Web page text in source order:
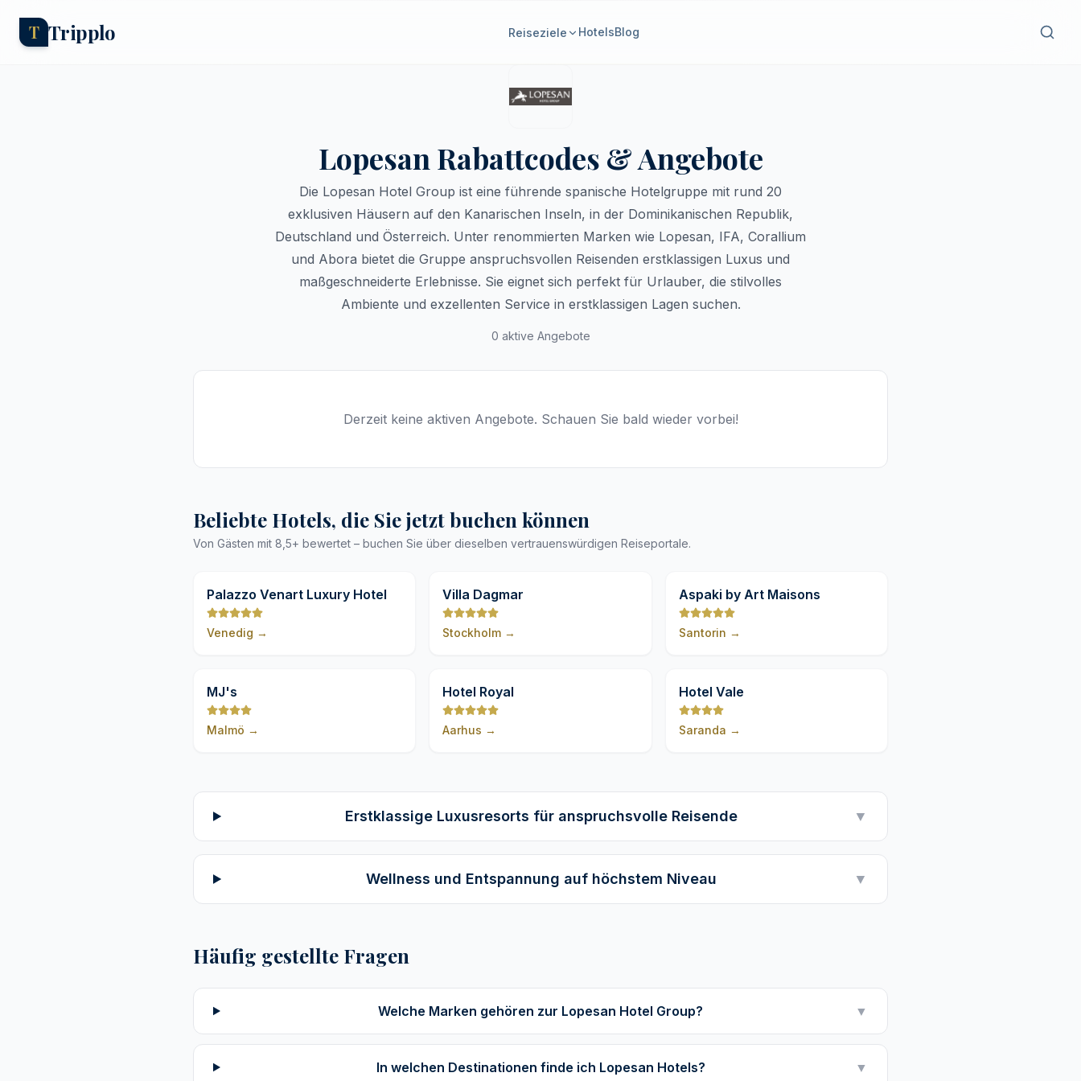
T Tripplo Reiseziele HotelsBlog
Lopesan Rabattcodes & Angebote
Die Lopesan Hotel Group ist eine führende spanische Hotelgruppe mit rund 20
exklusiven Häusern auf den Kanarischen Inseln, in der Dominikanischen Republik,
Deutschland und Österreich. Unter renommierten Marken wie Lopesan, IFA, Corallium
und Abora bietet die Gruppe anspruchsvollen Reisenden erstklassigen Luxus und
maßgeschneiderte Erlebnisse. Sie eignet sich perfekt für Urlauber, die stilvolles
Ambiente und exzellenten Service in erstklassigen Lagen suchen.
0 aktive Angebote
Derzeit keine aktiven Angebote. Schauen Sie bald wieder vorbei!
Beliebte Hotels, die Sie jetzt buchen können
Von Gästen mit 8,5+ bewertet – buchen Sie über dieselben vertrauenswürdigen Reiseportale.
Palazzo Venart Luxury Hotel
Venedig →
Villa Dagmar
Stockholm →
Aspaki by Art Maisons
Santorin →
MJ's
Malmö →
Hotel Royal
Aarhus →
Hotel Vale
Saranda →
Erstklassige Luxusresorts für anspruchsvolle Reisende ▼
Wellness und Entspannung auf höchstem Niveau ▼
Häufig gestellte Fragen
Welche Marken gehören zur Lopesan Hotel Group? ▼
In welchen Destinationen finde ich Lopesan Hotels? ▼